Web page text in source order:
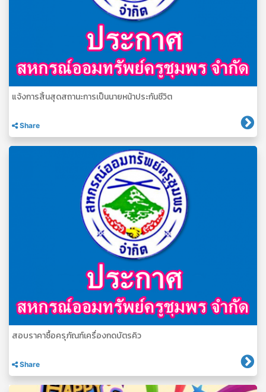
แจ้งการสิ้นสุดสถานะการเป็นนายหน้าประกันชีวิต
Share
สอบราคาซื้อครุภัณฑ์เครื่องกดบัตรคิว
Share